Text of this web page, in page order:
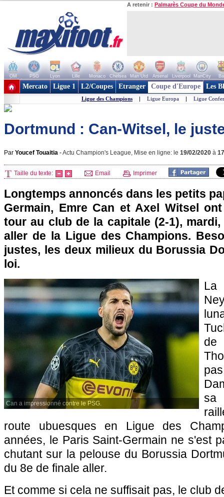
A retenir : Palmarès Coupe du
OM PSG Lyon Lille Monaco Chelsea Man Utd Arsenal Liverpool ManCity
+ de clubs
Mercato Ligue 1 L2/Coupes Etranger Coupe d'Europe Les
Ligue des Champions | Ligue Europa | Ligue
Dortmund : Can-Witsel, le
Par Youcef Touaitia -Actu Champion's League, Mise en ligne: le 19/02/2020 à
Taille du texte: Email Imprimer
Longtemps annoncés dans les petits
Germain, Emre Can et Axel Witsel
tour au club de la capitale (2-1),
aller de la Ligue des Champions.
justes, les deux milieux du Borussia
loi.
Can a impressionné contre le PSG.
route ubuesques en Ligue des
années, le Paris Saint-Germain ne s'est
chutant sur la pelouse du Borussia
du 8e de finale aller.
Et comme si cela ne suffisait pas, le club